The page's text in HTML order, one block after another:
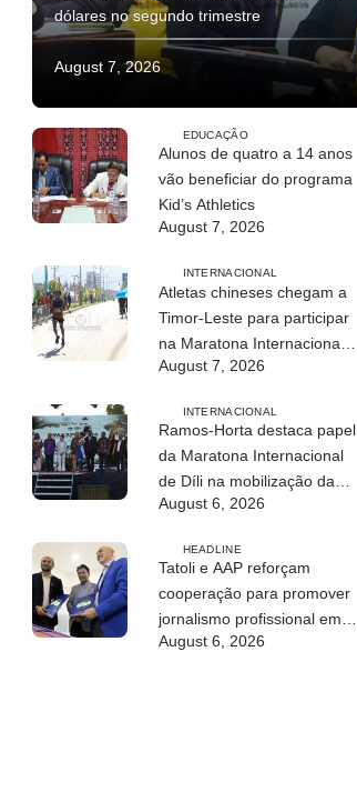
dólares no segundo trimestre
August 7, 2026
EDUCAÇÃO
Alunos de quatro a 14 anos
vão beneficiar do programa
Kid’s Athletics
August 7, 2026
INTERNACIONAL
Atletas chineses chegam a
Timor-Leste para participar
na Maratona Internacional
de Díli 2026
August 7, 2026
INTERNACIONAL
Ramos-Horta destaca papel
da Maratona Internacional
de Díli na mobilização da
juventude
August 6, 2026
HEADLINE
Tatoli e AAP reforçam
cooperação para promover
jornalismo profissional em
Timor-Leste
August 6, 2026